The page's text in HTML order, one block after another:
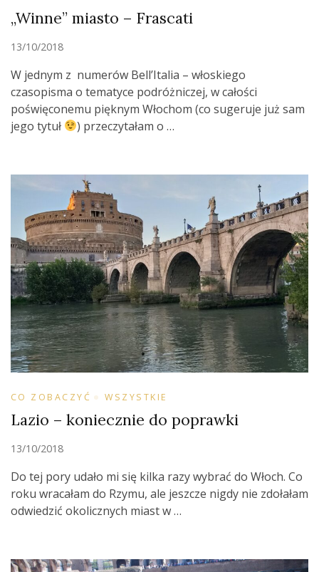
„Winne” miasto – Frascati
13/10/2018
W jednym z numerów Bell’Italia – włoskiego
czasopisma o tematyce podróżniczej, w całości
poświęconemu pięknym Włochom (co sugeruje już sam
jego tytuł
) przeczytałam o …
CO ZOBACZYĆ WSZYSTKIE
Lazio – koniecznie do poprawki
13/10/2018
Do tej pory udało mi się kilka razy wybrać do Włoch. Co
roku wracałam do Rzymu, ale jeszcze nigdy nie zdołałam
odwiedzić okolicznych miast w …